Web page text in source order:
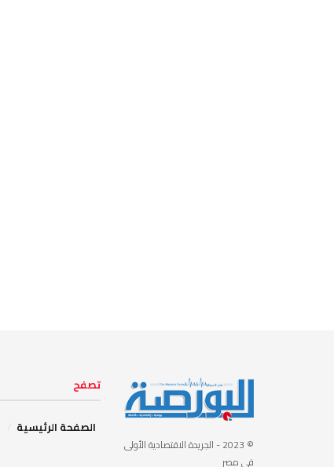
© 2023
- الجريدة الاقتصادية الأولى
في مصر
تصفح
الصفحة الرئيسية